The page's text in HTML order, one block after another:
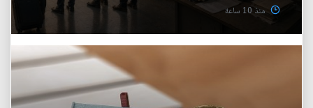
منذ 10 ساعة